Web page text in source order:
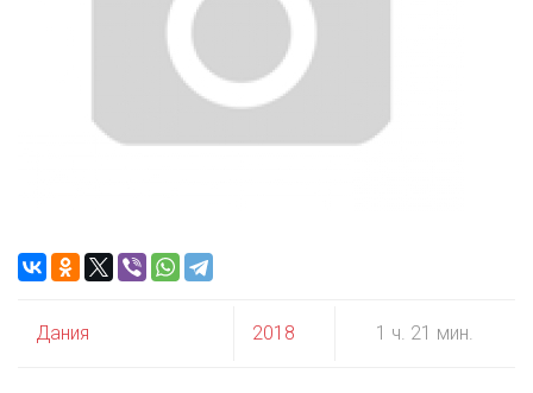
Дания 2018 1 ч. 21 мин.